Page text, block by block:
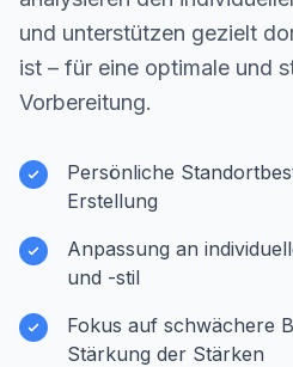
und unterstützen gezielt
ist – für eine optimale und
Vorbereitung.
Persönliche
Erstellung
Anpassung an
und -stil
Fokus auf schwächere
Stärkung der Stärken